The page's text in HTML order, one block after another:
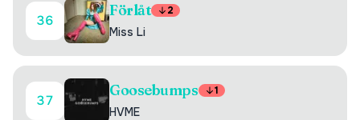
36
Förlåt 2
Miss Li
37
Goosebumps 1
HVME